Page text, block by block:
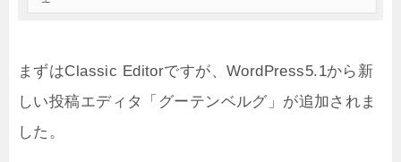
まずはClassic Editorですが、WordPress5.1から新
しい投稿エディタ「グーテンベルグ」が追加されま
した。